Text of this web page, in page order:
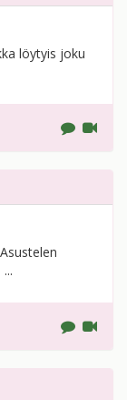
löytyis joku